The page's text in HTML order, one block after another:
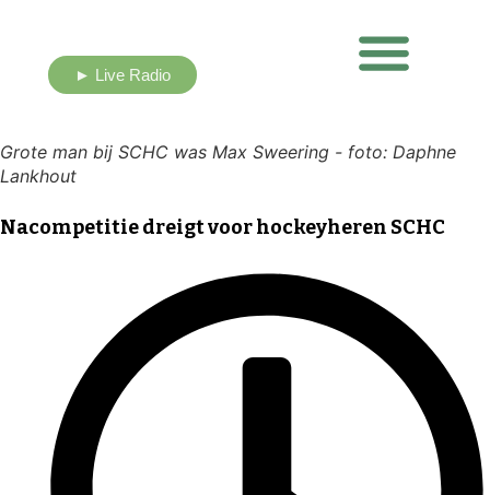
► Live Radio
Grote man bij SCHC was Max Sweering - foto: Daphne
Lankhout
Nacompetitie dreigt voor hockeyheren SCHC